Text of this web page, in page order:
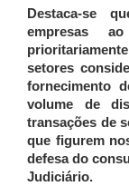
Destaca-se
empresas
setores
fornecimento
volume de
transações de
que figurem
defesa do
Judiciário.